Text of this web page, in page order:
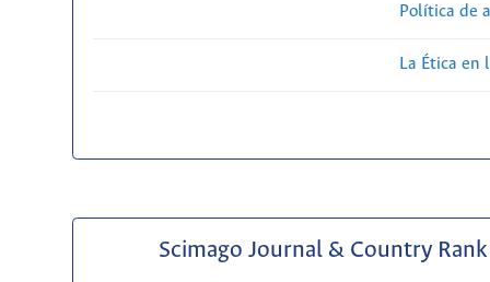
Política de
La Ética en
Scimago Journal & Country Rank